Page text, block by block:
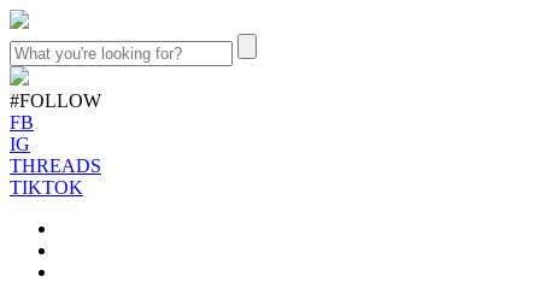
#FOLLOW
FB
IG
THREADS
TIKTOK